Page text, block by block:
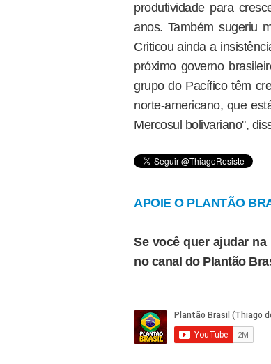
produtividade para
anos. Também sugeriu
Criticou ainda a
próximo governo
grupo do Pacífico têm
norte-americano, que
Mercosul bolivariano",
APOIE O PLANTÃO
Se você quer ajudar
no canal do Plantão